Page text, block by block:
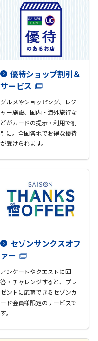
優待ショップ割引＆
サービス
グルメやショッピング、レジ
ャー施設、国内・海外旅行な
どがカードの提示・利用で割
引に。全国各地でお得な優待
が受けられます。
セゾンサンクスオフ
ァー
アンケートやクエストに回
答・チャレンジすると、プレ
ゼントに応募できるセゾンカ
ード会員様限定のサービスで
す。